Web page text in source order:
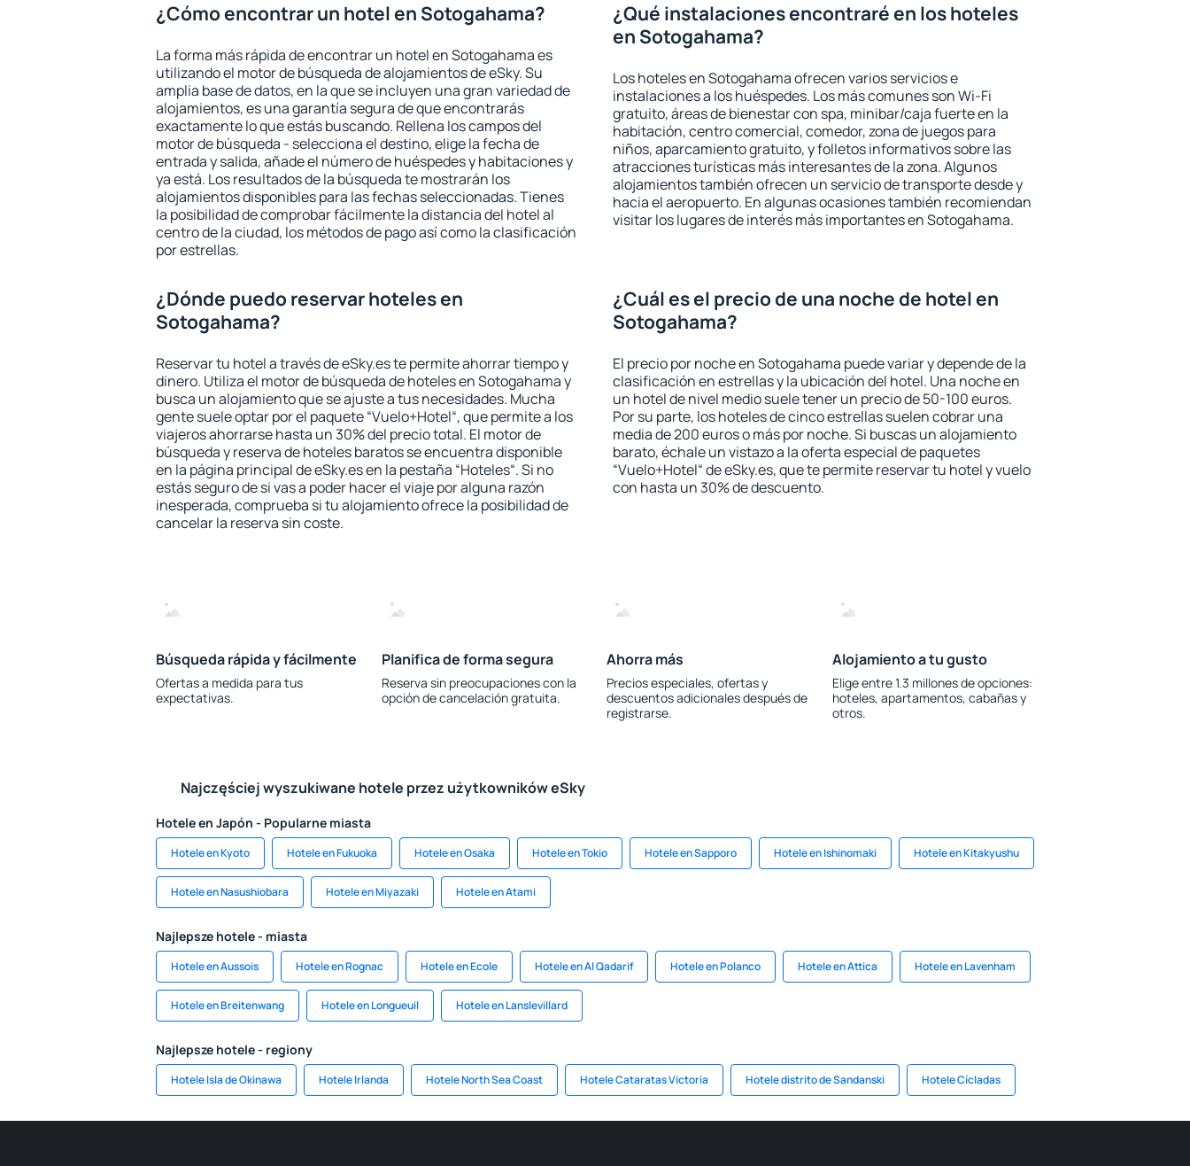
¿Cómo encontrar un hotel en Sotogahama?
La forma más rápida de encontrar un hotel en Sotogahama es
utilizando el motor de búsqueda de alojamientos de eSky. Su
amplia base de datos, en la que se incluyen una gran variedad de
alojamientos, es una garantía segura de que encontrarás
exactamente lo que estás buscando. Rellena los campos del
motor de búsqueda - selecciona el destino, elige la fecha de
entrada y salida, añade el número de huéspedes y habitaciones y
ya está. Los resultados de la búsqueda te mostrarán los
alojamientos disponibles para las fechas seleccionadas. Tienes
la posibilidad de comprobar fácilmente la distancia del hotel al
centro de la ciudad, los métodos de pago así como la clasificación
por estrellas.
¿Qué instalaciones encontraré en los hoteles
en Sotogahama?
Los hoteles en Sotogahama ofrecen varios servicios e
instalaciones a los huéspedes. Los más comunes son Wi-Fi
gratuito, áreas de bienestar con spa, minibar/caja fuerte en la
habitación, centro comercial, comedor, zona de juegos para
niños, aparcamiento gratuito, y folletos informativos sobre las
atracciones turísticas más interesantes de la zona. Algunos
alojamientos también ofrecen un servicio de transporte desde y
hacia el aeropuerto. En algunas ocasiones también recomiendan
visitar los lugares de interés más importantes en Sotogahama.
¿Dónde puedo reservar hoteles en
Sotogahama?
Reservar tu hotel a través de eSky.es te permite ahorrar tiempo y
dinero. Utiliza el motor de búsqueda de hoteles en Sotogahama y
busca un alojamiento que se ajuste a tus necesidades. Mucha
gente suele optar por el paquete “Vuelo+Hotel“, que permite a los
viajeros ahorrarse hasta un 30% del precio total. El motor de
búsqueda y reserva de hoteles baratos se encuentra disponible
en la página principal de eSky.es en la pestaña “Hoteles“. Si no
estás seguro de si vas a poder hacer el viaje por alguna razón
inesperada, comprueba si tu alojamiento ofrece la posibilidad de
cancelar la reserva sin coste.
¿Cuál es el precio de una noche de hotel en
Sotogahama?
El precio por noche en Sotogahama puede variar y depende de la
clasificación en estrellas y la ubicación del hotel. Una noche en
un hotel de nivel medio suele tener un precio de 50-100 euros.
Por su parte, los hoteles de cinco estrellas suelen cobrar una
media de 200 euros o más por noche. Si buscas un alojamiento
barato, échale un vistazo a la oferta especial de paquetes
“Vuelo+Hotel“ de eSky.es, que te permite reservar tu hotel y vuelo
con hasta un 30% de descuento.
Búsqueda rápida y fácilmente
Ofertas a medida para tus
expectativas.
Planifica de forma segura
Reserva sin preocupaciones con la
opción de cancelación gratuita.
Ahorra más
Precios especiales, ofertas y
descuentos adicionales después de
registrarse.
Alojamiento a tu gusto
Elige entre 1.3 millones de opciones:
hoteles, apartamentos, cabañas y
otros.
Najczęściej wyszukiwane hotele przez użytkowników eSky
Hotele en Japón - Popularne miasta
Hotele en Kyoto Hotele en Fukuoka Hotele en Osaka Hotele en Tokio Hotele en Sapporo Hotele en Ishinomaki Hotele en Kitakyushu
Hotele en Nasushiobara Hotele en Miyazaki Hotele en Atami
Najlepsze hotele - miasta
Hotele en Aussois Hotele en Rognac Hotele en Ecole Hotele en Al Qadarif Hotele en Polanco Hotele en Attica Hotele en Lavenham
Hotele en Breitenwang Hotele en Longueuil Hotele en Lanslevillard
Najlepsze hotele - regiony
Hotele Isla de Okinawa Hotele Irlanda Hotele North Sea Coast Hotele Cataratas Victoria Hotele distrito de Sandanski Hotele Cícladas